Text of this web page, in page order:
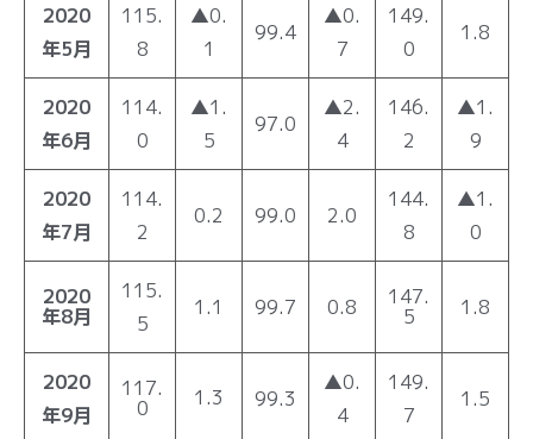
2020
年5月
115.
8
▲0.
1
99.4
▲0.
7
149.
0
1.8
2020
年6月
114.
0
▲1.
5
97.0
▲2.
4
146.
2
▲1.
9
2020
年7月
114.
2
0.2 99.0 2.0
144.
8
▲1.
0
2020
年8月
115.
5
1.1 99.7 0.8 147.
5 1.8
2020
年9月
117.
0 1.3 99.3
▲0.
4
149.
7
1.5